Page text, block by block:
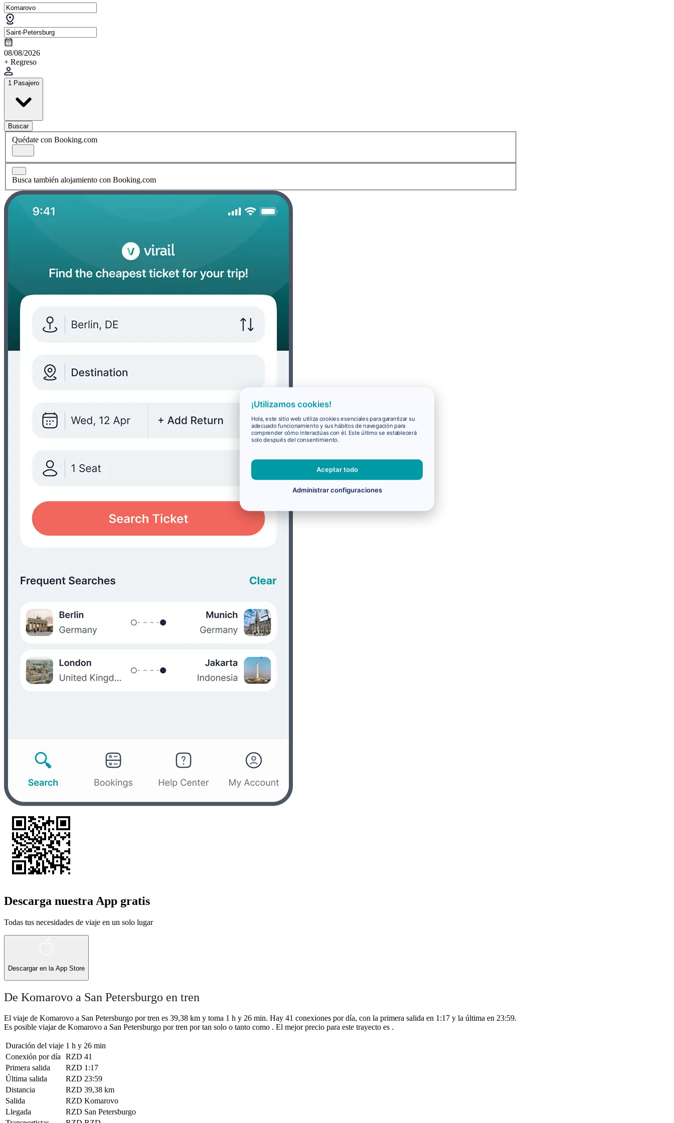
08/08/2026
+ Regreso
1 Pasajero
Buscar
Quédate con Booking.com
Busca también alojamiento con Booking.com
Descarga nuestra App gratis
Todas tus necesidades de viaje en un solo lugar
Descargar en la App Store
De Komarovo a San Petersburgo en tren
El viaje de Komarovo a San Petersburgo por tren es 39,38 km y toma 1 h y 26 min. Hay 41 conexiones por día, con la primera salida en 1:17 y la última en 23:59.
Es posible viajar de Komarovo a San Petersburgo por tren por tan solo o tanto como . El mejor precio para este trayecto es .
Duración del viaje 1 h y 26 min
Conexión por día RZD 41
Primera salida
RZD 1:17
Última salida
RZD 23:59
Distancia
RZD 39,38 km
Salida
RZD Komarovo
Llegada
RZD San Petersburgo
¡Utilizamos cookies!
Hola, este sitio web utiliza cookies esenciales para garantizar su
adecuado funcionamiento y sus hábitos de navegación para
comprender cómo interactúas con él. Este último se establecerá
solo después del consentimiento.
Aceptar todo
Administrar configuraciones